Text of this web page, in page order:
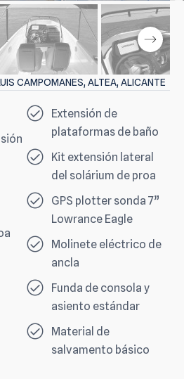
CAMPOMANES, ALTEA, ALICANTE
Extensión de
plataformas de baño
Kit extensión lateral
del solárium de proa
GPS plotter sonda 7”
Lowrance Eagle
Molinete eléctrico de
ancla
Funda de consola y
asiento estándar
Material de
salvamento básico